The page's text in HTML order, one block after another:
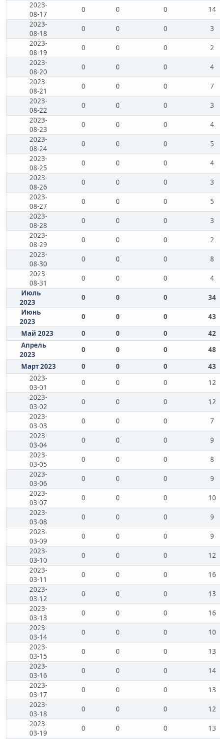
2023-
08-17
0 0 0
14
2023-
08-18
0 0 0
3
2023-
08-19
0 0 0
2
2023-
08-20
0 0 0
4
2023-
08-21
0 0 0
7
2023-
08-22
0 0 0
3
2023-
08-23
0 0 0
4
2023-
08-24
0 0 0
5
2023-
08-25
0 0 0
4
2023-
08-26
0 0 0
3
2023-
08-27
0 0 0
5
2023-
08-28
0 0 0
3
2023-
08-29
0 0 0
2
2023-
08-30
0 0 0
8
2023-
08-31
0 0 0
4
Июль
2023
0 0 0
34
Июнь
2023
0 0 0
43
Май 2023
0 0 0
42
Апрель
2023
0 0 0
48
Март 2023
0 0 0
43
2023-
03-01
0 0 0
12
2023-
03-02
0 0 0
12
2023-
03-03
0 0 0
7
2023-
03-04
0 0 0
9
2023-
03-05
0 0 0
8
2023-
03-06
0 0 0
9
2023-
03-07
0 0 0
10
2023-
03-08
0 0 0
9
2023-
03-09
0 0 0
9
2023-
03-10
0 0 0
12
2023-
03-11
0 0 0
16
2023-
03-12
0 0 0
13
2023-
03-13
0 0 0
16
2023-
03-14
0 0 0
10
2023-
03-15
0 0 0
13
2023-
03-16
0 0 0
14
2023-
03-17
0 0 0
13
2023-
03-18
0 0 0
12
2023-
03-19
0 0 0
13